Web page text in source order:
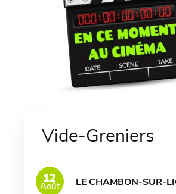
Vide-Greniers
12
Août LE CHAMBON-SUR-